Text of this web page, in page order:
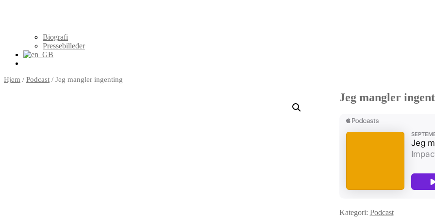
Biografi
Pressebilleder
Hjem / Podcast / Jeg mangler ingenting
Jeg mangler
Kategori: Podcast